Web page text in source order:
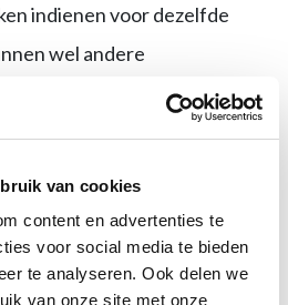
van cookies
content en advertenties te
voor social media te bieden
te analyseren. Ook delen we
van onze site met onze
indienen voor dezelfde
wel andere
indien geen afspraken
tijdens aanhouding is
of zij akkoord gaan
zich daartegen verzetten.